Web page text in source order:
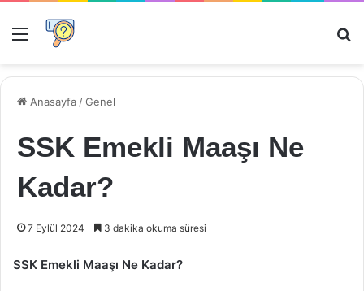
Menü
Anasayfa /Genel
SSK Emekli Maaşı Ne
Kadar?
7 Eylül 2024 3 dakika okuma süresi
SSK Emekli Maaşı Ne Kadar?